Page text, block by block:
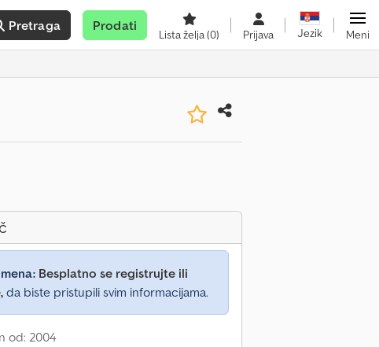
Pretraga Prodati
Lista želja(0) Prijava Jezik Meni
Besplatno se registrujte ili
da biste pristupili svim informacijama.
od: 2004